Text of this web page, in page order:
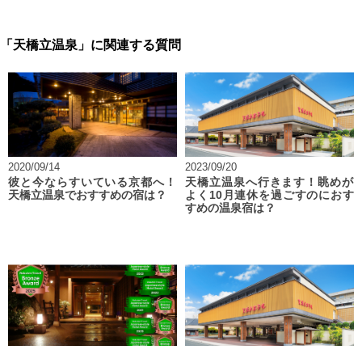
「天橋立温泉」に関連する質問
2020/09/14
彼と今ならすいている京都へ！
天橋立温泉でおすすめの宿は？
2023/09/20
天橋立温泉へ行きます！眺めが
よく10月連休を過ごすのにおす
すめの温泉宿は？